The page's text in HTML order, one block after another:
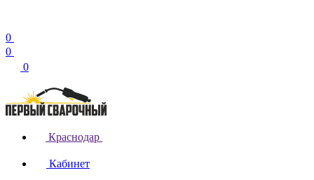
0
0
0
Краснодар
Кабинет